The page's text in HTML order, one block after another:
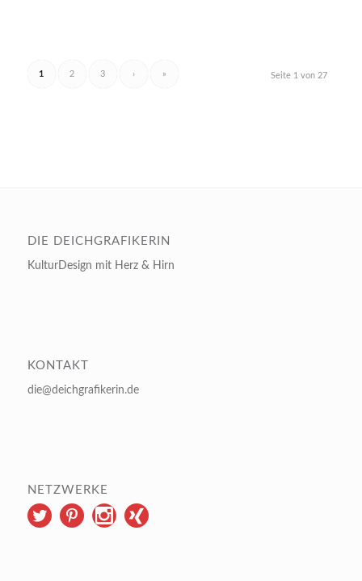
Seite 1 von 27
1 2 3 › »
DIE DEICHGRAFIKERIN
KulturDesign mit Herz & Hirn
KONTAKT
die@deichgrafikerin.de
NETZWERKE